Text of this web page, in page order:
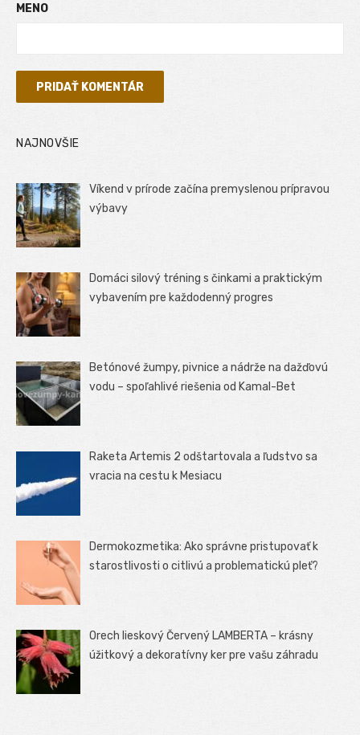
MENO
NAJNOVŠIE
Víkend v prírode začína premyslenou prípravou
výbavy
Domáci silový tréning s činkami a praktickým
vybavením pre každodenný progres
Betónové žumpy, pivnice a nádrže na dažďovú
vodu – spoľahlivé riešenia od Kamal-Bet
Raketa Artemis 2 odštartovala a ľudstvo sa
vracia na cestu k Mesiacu
Dermokozmetika: Ako správne pristupovať k
starostlivosti o citlivú a problematickú pleť?
Orech lieskový Červený LAMBERTA – krásny
úžitkový a dekoratívny ker pre vašu záhradu